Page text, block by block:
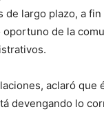
largo plazo, a fin
de la
aclaró que
devengando lo